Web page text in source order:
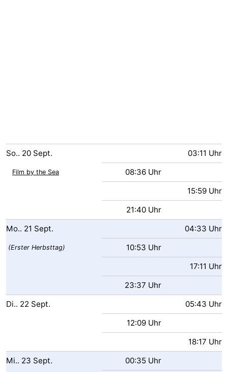
So.. 20 Sept. 03:11 Uhr
Film by the Sea
08:36 Uhr
15:59 Uhr
21:40 Uhr
Mo.. 21 Sept. 04:33 Uhr
(Erster Herbsttag)
10:53 Uhr
17:11 Uhr
23:37 Uhr
Di.. 22 Sept.
05:43 Uhr
12:09 Uhr
18:17 Uhr
Mi.. 23 Sept. 00:35 Uhr